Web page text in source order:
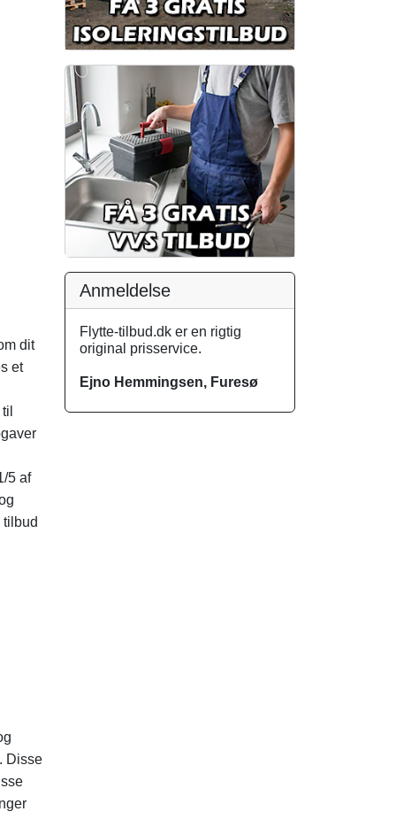
dit
et
5 af
Disse
Anmeldelse
Flytte-tilbud.dk er en rigtig
original prisservice.
Ejno Hemmingsen, Furesø